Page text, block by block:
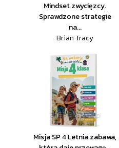
Mindset zwycięzcy.
Sprawdzone strategie
na...
Brian Tracy
Misja SP 4 Letnia zabawa,